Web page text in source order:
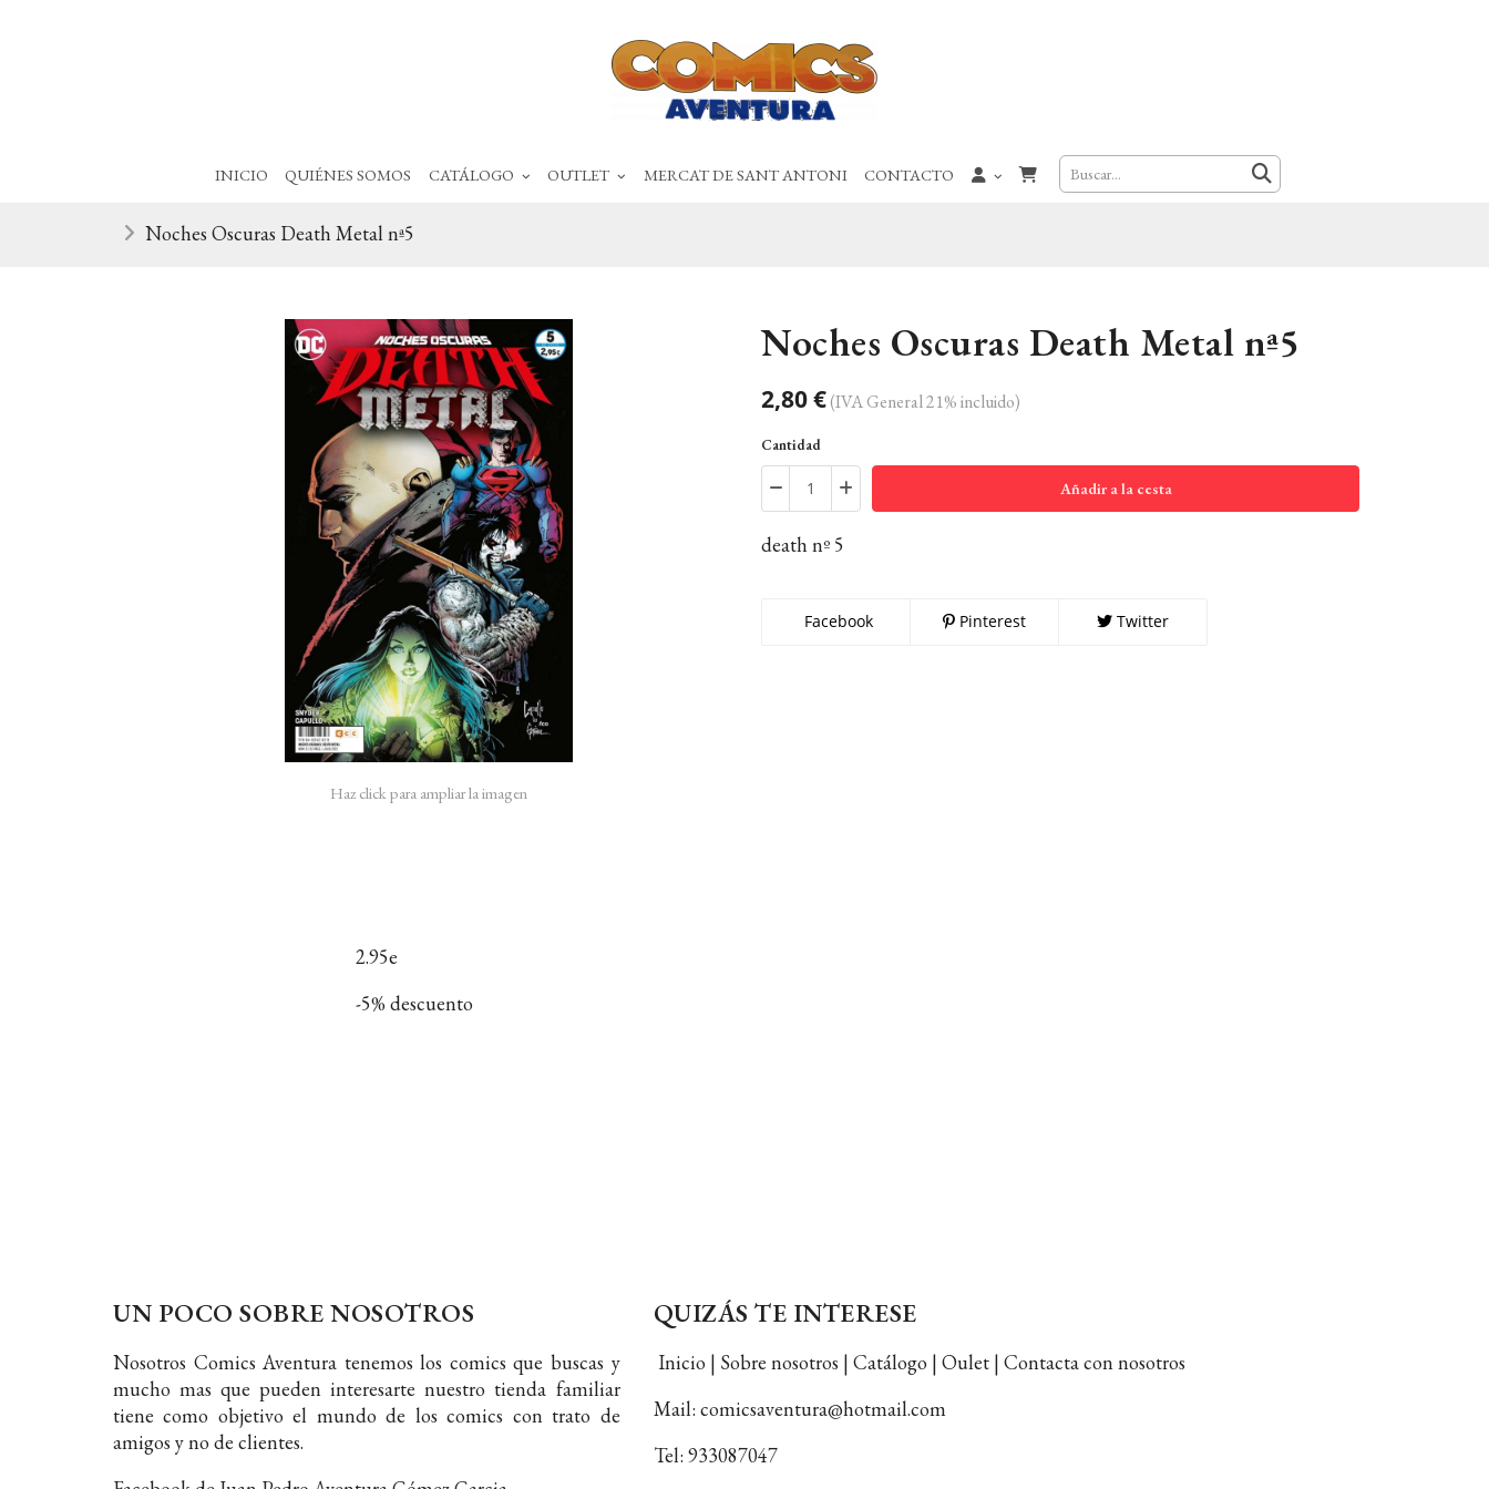
INICIO QUIÉNES SOMOS CATÁLOGO OUTLET MERCAT DE SANT ANTONI CONTACTO
Noches Oscuras Death Metal nª5
Haz click para ampliar la imagen
Noches Oscuras Death Metal nª5
2,80 €(IVA General 21% incluido)
Cantidad
Añadir a la cesta
death nº 5
Facebook Pinterest Twitter
2.95e
-5% descuento
UN POCO SOBRE NOSOTROS
Nosotros Comics Aventura tenemos los comics que buscas y
mucho mas que pueden interesarte nuestro tienda familiar
tiene como objetivo el mundo de los comics con trato de
amigos y no de clientes.
QUIZÁS TE INTERESE
Inicio | Sobre nosotros | Catálogo | Oulet | Contacta con nosotros
Mail: comicsaventura@hotmail.com
Tel: 933087047